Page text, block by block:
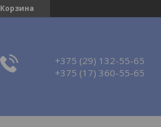
Корзина
+375 (29) 132-55-65
+375 (17) 360-55-65